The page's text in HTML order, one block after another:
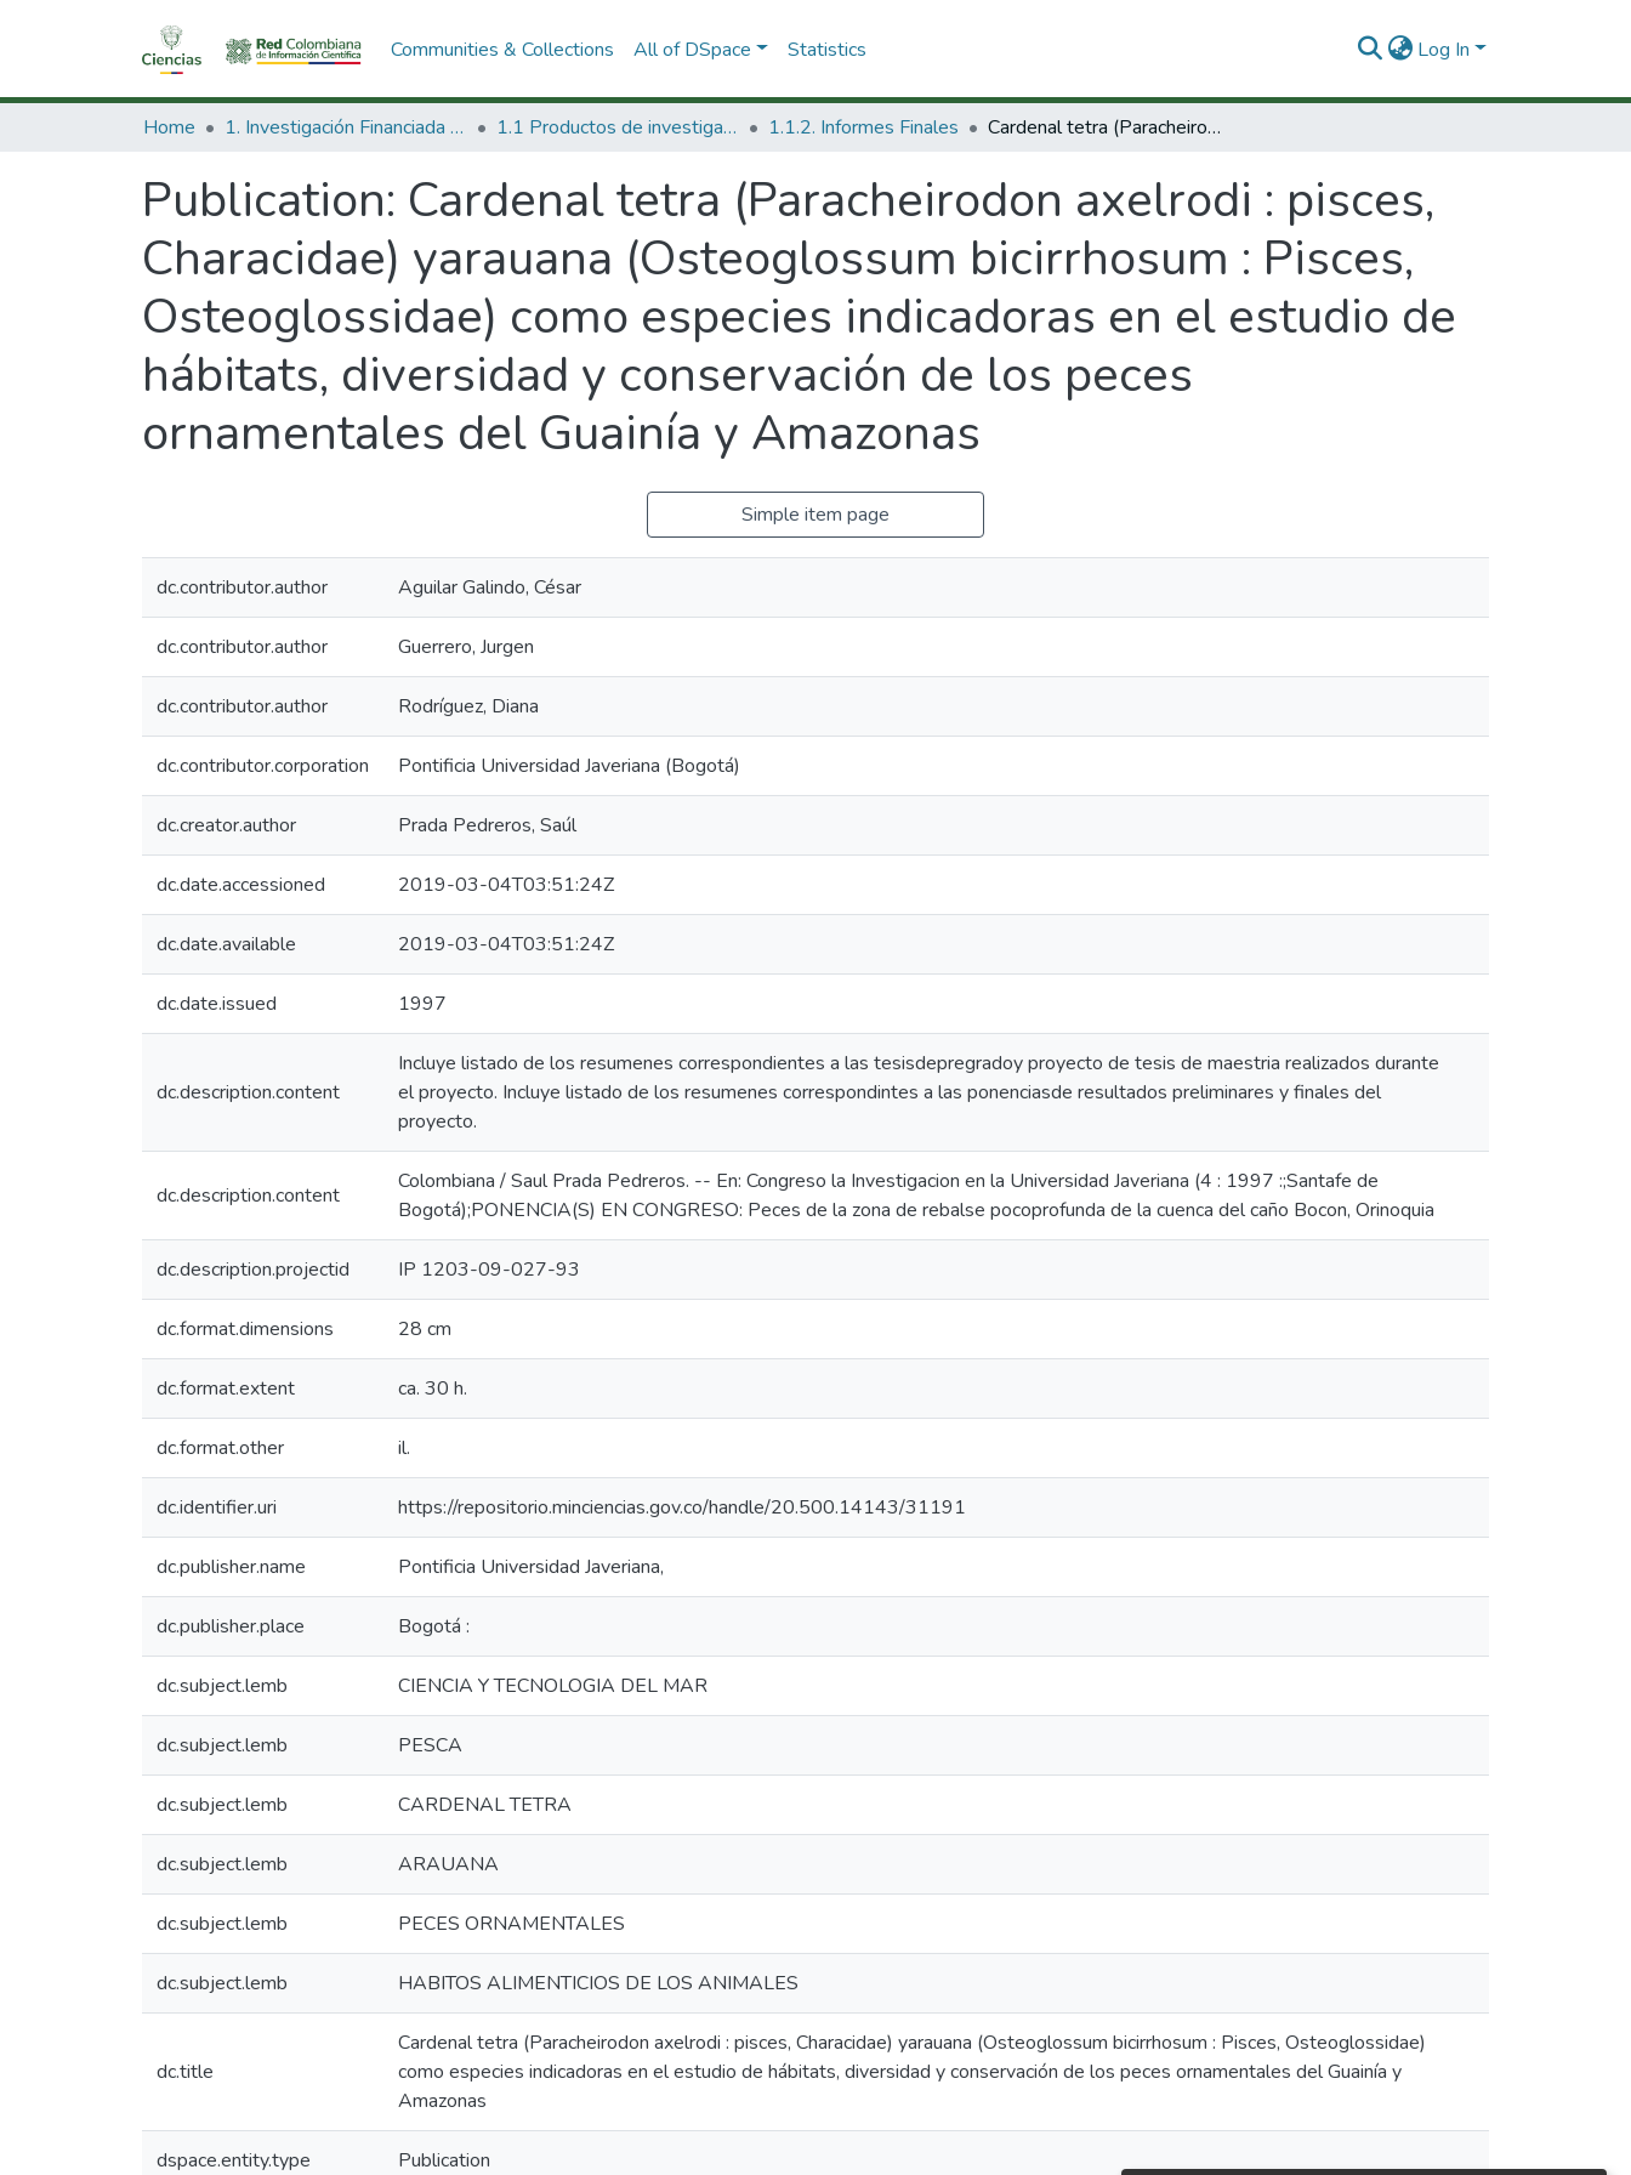
Communities & Collections All of DSpace Statistics Log In
Home 1. Investigación Financiada con Recursos Públicos 1.1 Productos de investigación 1.1.2. Informes Finales Cardenal tetra (Paracheirodon axelrodi : pisces, Characidae) yarauana (Osteoglossum bicirrhosum : Pisces, Osteoglossidae) como especies indicadoras en el estudio de hábitats, diversidad y conservación de los peces ornamentales del Guainía y Amazonas
Publication: Cardenal tetra (Paracheirodon axelrodi : pisces,
Characidae) yarauana (Osteoglossum bicirrhosum : Pisces,
Osteoglossidae) como especies indicadoras en el estudio de
hábitats, diversidad y conservación de los peces
ornamentales del Guainía y Amazonas
Simple item page
dc.contributor.author Aguilar Galindo, César
dc.contributor.author Guerrero, Jurgen
dc.contributor.author Rodríguez, Diana
dc.contributor.corporation Pontificia Universidad Javeriana (Bogotá)
dc.creator.author Prada Pedreros, Saúl
dc.date.accessioned 2019-03-04T03:51:24Z
dc.date.available 2019-03-04T03:51:24Z
dc.date.issued 1997
dc.description.content
Incluye listado de los resumenes correspondientes a las tesisdepregradoy proyecto de tesis de maestria realizados durante
el proyecto. Incluye listado de los resumenes correspondintes a las ponenciasde resultados preliminares y finales del
proyecto.
dc.description.content
Colombiana / Saul Prada Pedreros. -- En: Congreso la Investigacion en la Universidad Javeriana (4 : 1997 :;Santafe de
Bogotá);PONENCIA(S) EN CONGRESO: Peces de la zona de rebalse pocoprofunda de la cuenca del caño Bocon, Orinoquia
dc.description.projectid IP 1203-09-027-93
dc.format.dimensions 28 cm
dc.format.extent ca. 30 h.
dc.format.other il.
dc.identifier.uri https://repositorio.minciencias.gov.co/handle/20.500.14143/31191
dc.publisher.name Pontificia Universidad Javeriana,
dc.publisher.place Bogotá :
dc.subject.lemb CIENCIA Y TECNOLOGIA DEL MAR
dc.subject.lemb PESCA
dc.subject.lemb CARDENAL TETRA
dc.subject.lemb ARAUANA
dc.subject.lemb PECES ORNAMENTALES
dc.subject.lemb HABITOS ALIMENTICIOS DE LOS ANIMALES
dc.title
Cardenal tetra (Paracheirodon axelrodi : pisces, Characidae) yarauana (Osteoglossum bicirrhosum : Pisces, Osteoglossidae)
como especies indicadoras en el estudio de hábitats, diversidad y conservación de los peces ornamentales del Guainía y
Amazonas
dspace.entity.type Publication